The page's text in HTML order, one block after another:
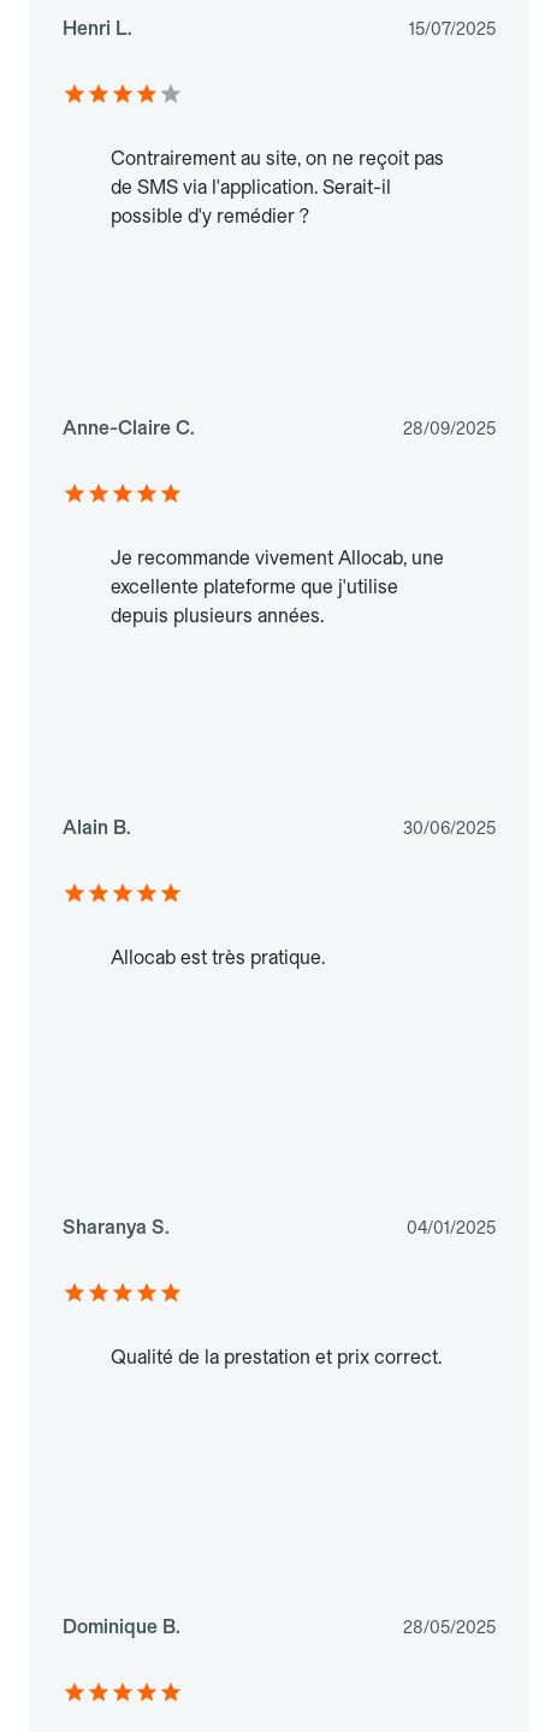
Henri L. 15/07/2025
Contrairement au site, on ne reçoit pas
de SMS via l'application. Serait-il
possible d'y remédier ?
Anne-Claire C. 28/09/2025
Je recommande vivement Allocab, une
excellente plateforme que j'utilise
depuis plusieurs années.
Alain B. 30/06/2025
Allocab est très pratique.
Sharanya S. 04/01/2025
Qualité de la prestation et prix correct.
Dominique B. 28/05/2025